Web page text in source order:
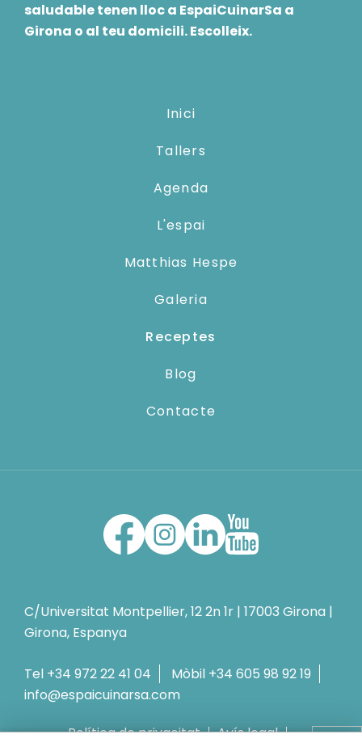
saludable tenen lloc a EspaiCuinarSa a
Girona o al teu domicili. Escolleix.
Inici
Tallers
Agenda
L'espai
Matthias Hespe
Galeria
Receptes
Blog
Contacte
C/Universitat Montpellier, 12 2n 1r | 17003 Girona |
Girona, Espanya
Tel +34 972 22 41 04 Mòbil +34 605 98 92 19
info@espaicuinarsa.com
Política de privacitat Avís legal